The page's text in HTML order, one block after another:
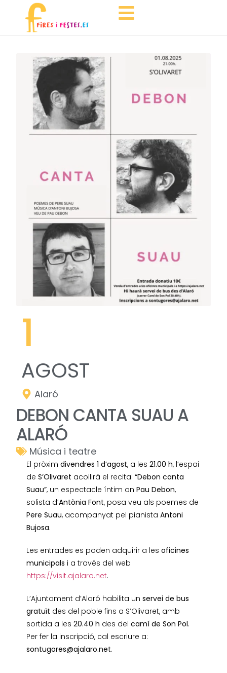
1
AGOST
Alaró
DEBON CANTA SUAU A
ALARÓ
Música i teatre
El pròximdivendres 1 d’agost, a les21.00 h, l’espai
deS’Olivaret acollirà el recital“Debon canta
Suau”, un espectacle íntim onPau Debon,
solista d’Antònia Font, posa veu als poemes de
Pere Suau, acompanyat pel pianistaAntoni
Bujosa.
Les entrades es poden adquirir a lesoficines
municipals i a través del web
https://visit.ajalaro.net.
L’Ajuntament d’Alaró habilita unservei de bus
gratuït des del poble fins a S’Olivaret, amb
sortida a les20.40 h des delcamí de Son Pol.
Per fer la inscripció, cal escriure a:
sontugores@ajalaro.net.